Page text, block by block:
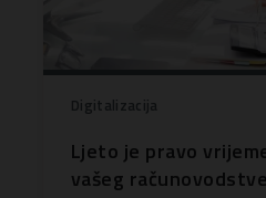
Digitalizacija
Ljeto je pravo
vašeg